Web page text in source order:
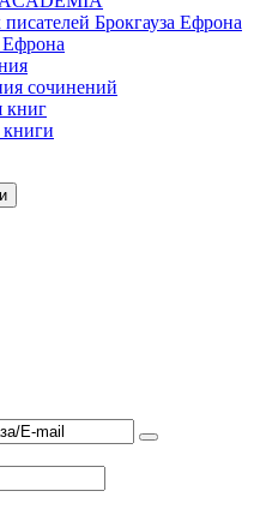
Брокгауза Ефрона
Ефрона
сочинений
книг